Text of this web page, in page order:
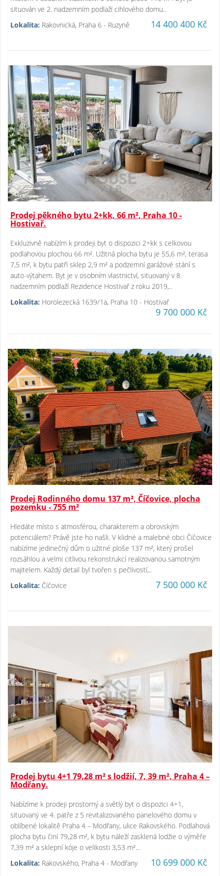
situován ve 2. nadzemním podlaží cihlového domu..
Lokalita: Rakovnická, Praha 6 - Ruzyně 14 400 400 Kč
Prodej pěkného bytu 2+kk, 66 m², Praha 10 -
Hostivař.
Exkluzivně nabízím k prodeji byt o dispozici 2+kk s celkovou
podlahovou plochou 66 m². Užitná plocha bytu je 55,6 m², terasa
7,5 m², k bytu patří sklep 2,9 m² a podzemní garážové stání s
auto-výtahem. Byt je v osobním vlastnictví, situovaný v 8.
nadzemním podlaží Rezidence Hostivař z roku 2019,..
Lokalita: Horolezecká 1639/1a, Praha 10 - Hostivař
9 700 000 Kč
Prodej Rodinného domu 137 m², Číčovice, plocha
pozemku - 755 m²
Hledáte místo s atmosférou, charakterem a obrovským
potenciálem? Právě jste ho našli. V klidné a malebné obci Číčovice
nabízíme jedinečný dům o užitné ploše 137 m², který prošel
rozsáhlou a velmi citlivou rekonstrukcí realizovanou samotným
majitelem. Každý detail byl tvořen s pečlivostí,..
Lokalita: Číčovice 7 500 000 Kč
Prodej bytu 4+1 79,28 m² s lodžií, 7, 39 m², Praha 4 –
Modřany.
Nabízíme k prodeji prostorný a světlý byt o dispozici 4+1,
situovaný ve 4. patře z 5 revitalizovaného panelového domu v
oblíbené lokalitě Praha 4 – Modřany, ulice Rakovského. Podlahová
plocha bytu činí 79,28 m², k bytu náleží zasklená lodžie o výměře
7,39 m² a sklepní kóje o velikosti 3,53 m²...
Lokalita: Rakovského, Praha 4 - Modřany 10 699 000 Kč